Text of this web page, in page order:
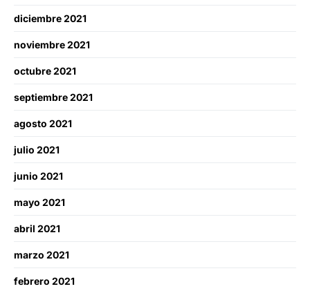
diciembre 2021
noviembre 2021
octubre 2021
septiembre 2021
agosto 2021
julio 2021
junio 2021
mayo 2021
abril 2021
marzo 2021
febrero 2021